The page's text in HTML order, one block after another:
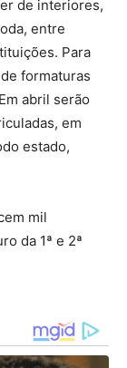
de interiores,
entre
Para
formaturas
abril serão
em
estado,
mil
da 1ª e 2ª